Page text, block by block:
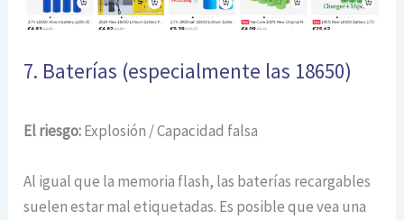
7. Baterías (especialmente las 18650)
El riesgo:Explosión / Capacidad falsa
Al igual que la memoria flash, las baterías recargables
suelen estar mal etiquetadas. Es posible que vea una